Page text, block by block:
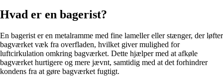
Hvad er en bagerist?
En bagerist er en metalramme med fine lameller eller stænger, der løfter
bagværket væk fra overfladen, hvilket giver mulighed for
luftcirkulation omkring bagværket. Dette hjælper med at afkøle
bagværket hurtigere og mere jævnt, samtidig med at det forhindrer
kondens fra at gøre bagværket fugtigt.